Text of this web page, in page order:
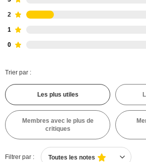
2
1
0
Trier par :
Les plus utiles
Membres avec le plus de
critiques
Filtrer par : Toutes les notes